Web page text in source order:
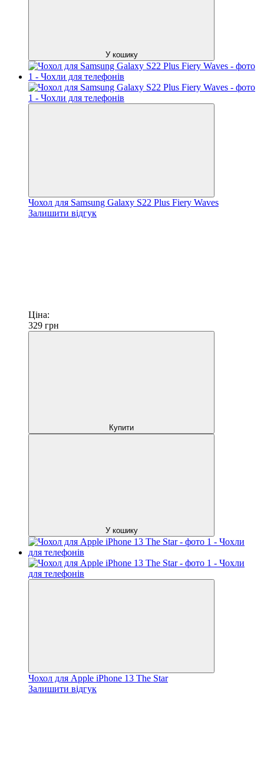
У кошику
Чохол для Samsung Galaxy S22 Plus Fiery Waves
Залишити відгук
Ціна:
329 грн
Купити
У кошику
Чохол для Apple iPhone 13 The Star
Залишити відгук